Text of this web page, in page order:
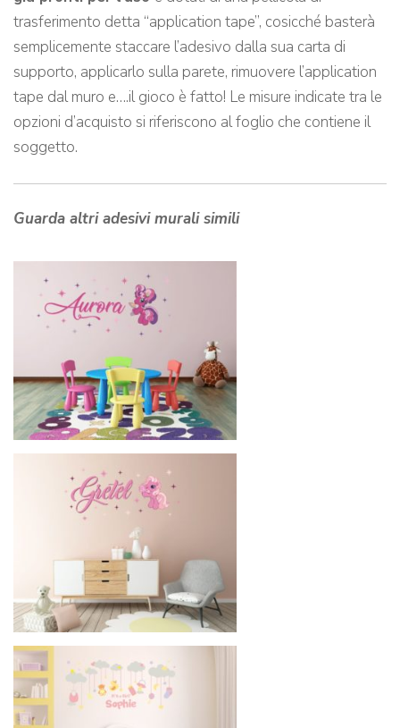
trasferimento detta “application tape”, cosicché basterà
semplicemente staccare l’adesivo dalla sua carta di
supporto, applicarlo sulla parete, rimuovere l’application
tape dal muro e….il gioco è fatto! Le misure indicate tra le
opzioni d’acquisto si riferiscono al foglio che contiene il
soggetto.
Guarda altri adesivi murali simili